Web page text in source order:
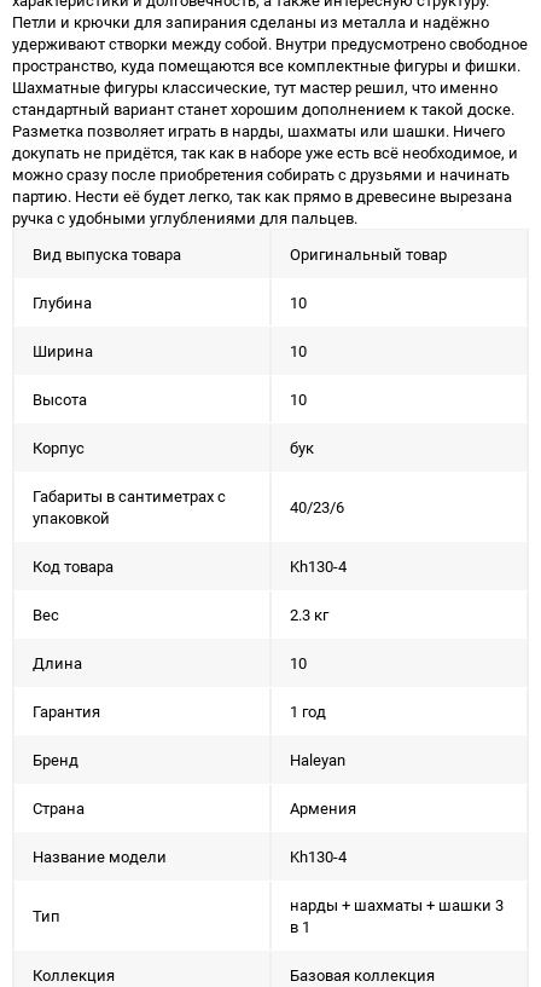
Петли и крючки для запирания сделаны из металла и надёжно
удерживают створки между собой. Внутри предусмотрено свободное
пространство, куда помещаются все комплектные фигуры и фишки.
Шахматные фигуры классические, тут мастер решил, что именно
стандартный вариант станет хорошим дополнением к такой доске.
Разметка позволяет играть в нарды, шахматы или шашки. Ничего
докупать не придётся, так как в наборе уже есть всё необходимое, и
можно сразу после приобретения собирать с друзьями и начинать
партию. Нести её будет легко, так как прямо в древесине вырезана
ручка с удобными углублениями для пальцев.
Вид выпуска товара
Оригинальный товар
Глубина 10
Ширина 10
Высота 10
Корпус бук
Габариты в сантиметрах с
упаковкой
40/23/6
Код товара Kh130-4
Вес 2.3 кг
Длина 10
Гарантия 1 год
Бренд Haleyan
Страна Армения
Название модели Kh130-4
Тип
нарды + шахматы + шашки 3
в 1
Коллекция Базовая коллекция